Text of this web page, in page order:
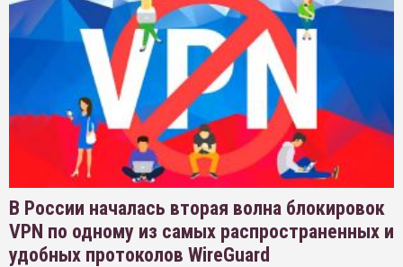
В России началась вторая волна блокировок
VPN по одному из самых распространенных и
удобных протоколов WireGuard